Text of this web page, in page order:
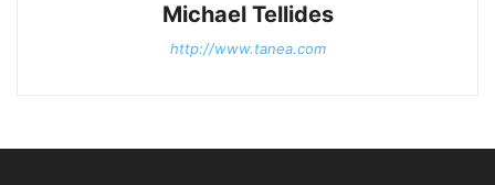
Michael Tellides
http://www.tanea.com